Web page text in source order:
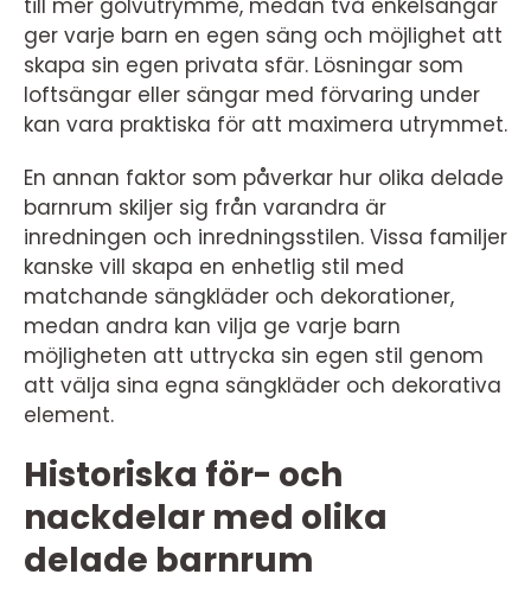
till mer golvutrymme, medan två enkelsängar
ger varje barn en egen säng och möjlighet att
skapa sin egen privata sfär. Lösningar som
loftsängar eller sängar med förvaring under
kan vara praktiska för att maximera utrymmet.
En annan faktor som påverkar hur olika delade
barnrum skiljer sig från varandra är
inredningen och inredningsstilen. Vissa familjer
kanske vill skapa en enhetlig stil med
matchande sängkläder och dekorationer,
medan andra kan vilja ge varje barn
möjligheten att uttrycka sin egen stil genom
att välja sina egna sängkläder och dekorativa
element.
Historiska för- och
nackdelar med olika
delade barnrum